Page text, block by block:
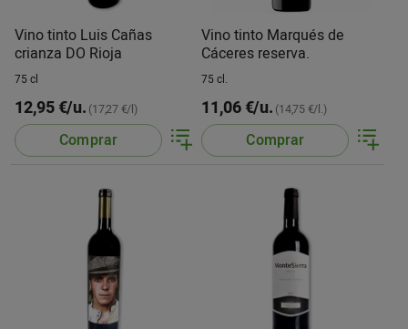
Vino tinto Luis Cañas
crianza DO Rioja
75 cl
12,95 €/u. (17,27 €/l)
Comprar
Vino tinto Marqués de
Cáceres reserva.
75 cl.
11,06 €/u. (14,75 €/l.)
Comprar